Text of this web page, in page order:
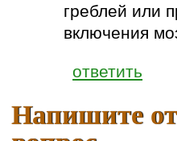
греблей или
включения
ответить
Напишите